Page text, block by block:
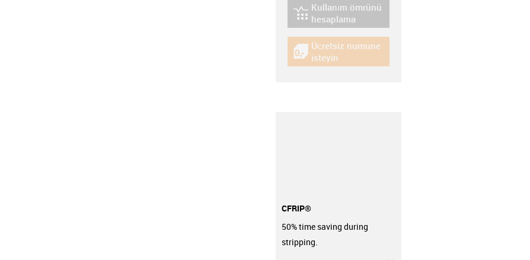
igus-icon-lebensdauerrechner
Kullanım ömrünü
hesaplama
igus-icon-gratismuster
Ücretsiz numune
isteyin
CFRIP®
50% time saving during
stripping.